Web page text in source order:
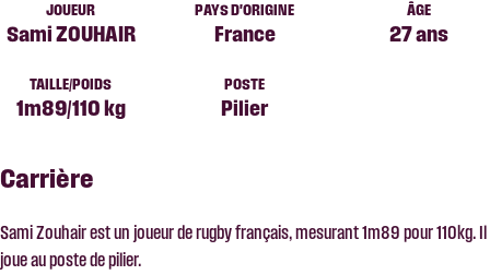
JOUEUR
Sami ZOUHAIR
PAYS D'ORIGINE
France
ÂGE
27 ans
TAILLE/POIDS
1m89/110 kg
POSTE
Pilier
Carrière
Sami Zouhair est un joueur de rugby français, mesurant 1m89 pour 110kg. Il
joue au poste de pilier.